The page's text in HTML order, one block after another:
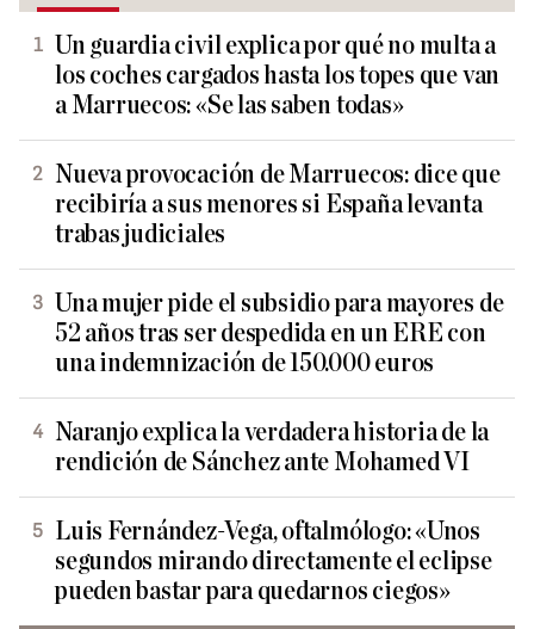
Un guardia civil explica por qué no multa a
los coches cargados hasta los topes que van
a Marruecos: «Se las saben todas»
Nueva provocación de Marruecos: dice que
recibiría a sus menores si España levanta
trabas judiciales
Una mujer pide el subsidio para mayores de
52 años tras ser despedida en un ERE con
una indemnización de 150.000 euros
Naranjo explica la verdadera historia de la
rendición de Sánchez ante Mohamed VI
Luis Fernández-Vega, oftalmólogo: «Unos
segundos mirando directamente el eclipse
pueden bastar para quedarnos ciegos»